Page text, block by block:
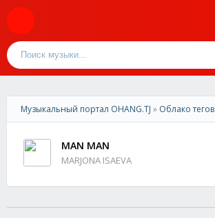
Музыкальный портал OHANG.TJ » Облако тегов
MAN MAN
MARJONA ISAEVA